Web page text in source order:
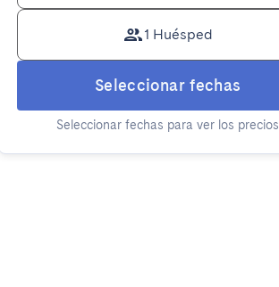
1 Huésped
Seleccionar fechas
Seleccionar fechas para ver los precios